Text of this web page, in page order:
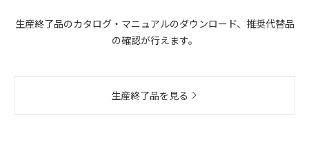
生産終了品のカタログ・マニュアルのダウンロード、推奨代替品
の確認が行えます。
生産終了品を見る